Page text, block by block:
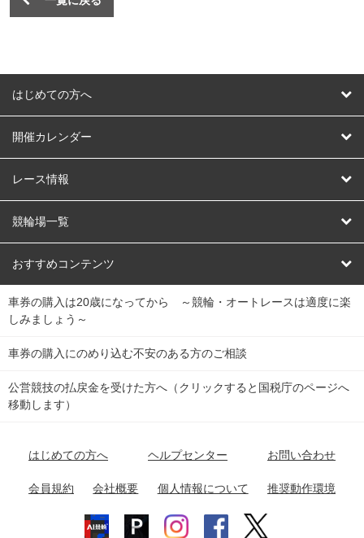
はじめての方へ
はじめての方へ
開催カレンダー
競輪
オートレース
競輪くじ
Dokanto!
チャリロトプラザ
レース情報
レース予想
レース結果
キャリーオーバー一覧
競輪場一覧
北日本 函館競輪場
関
東
弥彦競輪場 前橋競輪場 取手競輪場 宇都宮競輪場
関
東
小田原競輪場
名古屋競輪場 岐阜競輪場 大垣競輪場 豊橋競輪場
富山競輪場 松阪競輪場 四日市競輪場
福井競輪場 奈良競輪場 向日町競輪場
おすすめコンテンツ
競輪選手情報
Perfecta Navi
netkeirin
車券の購入は20歳になってから ～競輪・オートレースは適度に楽
しみましょう～
車券の購入にのめり込む不安のある方のご相談
公営競技の払戻金を受けた方へ（クリックすると国税庁のページへ
移動します）
はじめての方へ ヘルプセンター お問い合わせ
会員規約 会社概要 個人情報について 推奨動作環境